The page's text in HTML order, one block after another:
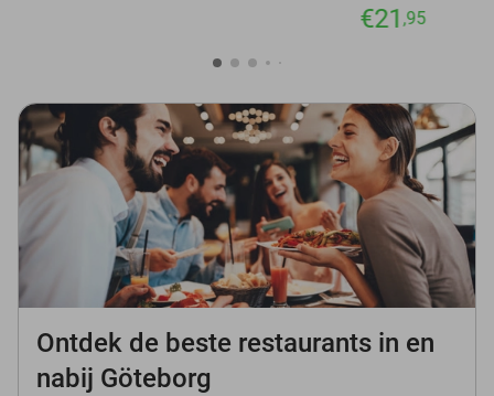
€21,95
Ontdek de beste restaurants in en
nabij Göteborg